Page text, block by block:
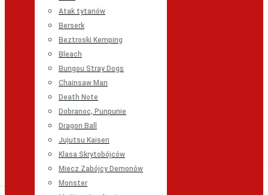
Atak tytanów
Berserk
Beztroski Kemping
Bleach
Bungou Stray Dogs
Chainsaw Man
Death Note
Dobranoc, Punpunie
Dragon Ball
Jujutsu Kaisen
Klasa Skrytobójców
Miecz Zabójcy Demonów
Monster